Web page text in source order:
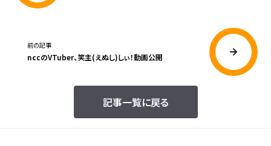
記事一覧に戻る
前の記事
nccのVTuber、笑主(えぬし)しぃ！動画公開